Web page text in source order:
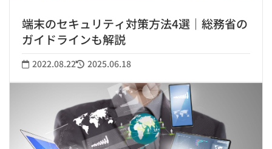
端末のセキュリティ対策方法4選｜総務省の
ガイドラインも解説
2022.08.22 2025.06.18